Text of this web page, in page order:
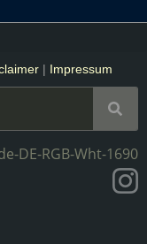
| Impressum